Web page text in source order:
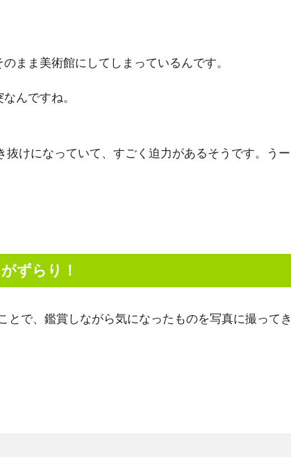
まま美術館にしてしまっているんです。
んですね。
けになっていて、すごく迫力があるそうです。うー
ずらり！
で、鑑賞しながら気になったものを写真に撮ってき